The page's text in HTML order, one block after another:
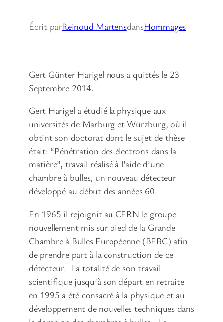
Écrit parReinoud MartensdansHommages
Gert Günter Harigel nous a quittés le 23
Septembre 2014.
Gert Harigel a étudié la physique aux
universités de Marburg et Würzburg, où il
obtint son doctorat dont le sujet de thèse
était: “Pénétration des électrons dans la
matière”, travail réalisé à l’aide d’une
chambre à bulles, un nouveau détecteur
développé au début des années 60.
En 1965 il rejoignit au CERN le groupe
nouvellement mis sur pied de la Grande
Chambre à Bulles Européenne (BEBC) afin
de prendre part à la construction de ce
détecteur. La totalité de son travail
scientifique jusqu’à son départ en retraite
en 1995 a été consacré à la physique et au
développement de nouvelles techniques dans